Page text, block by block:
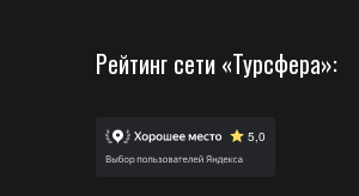
Рейтинг сети «Турсфера»: